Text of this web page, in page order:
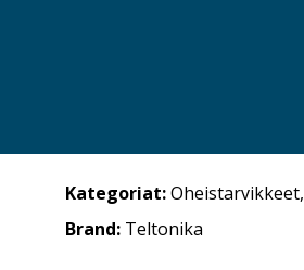
Kategoriat:Oheistarvikkeet,
Brand: Teltonika